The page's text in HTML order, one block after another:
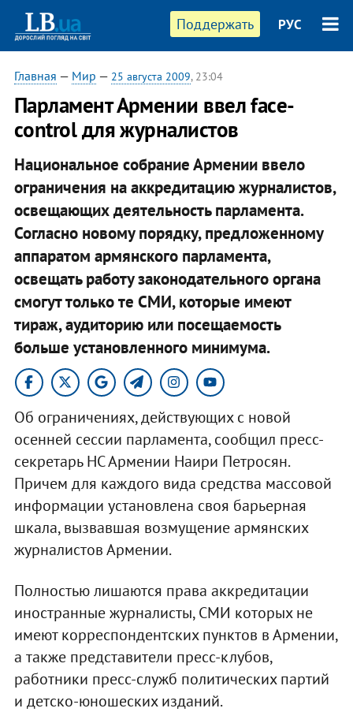
Поддержать РУС
Главная — Мир — 25 августа 2009, 23:04
Парламент Армении ввел face-
control для журналистов
Национальное собрание Армении ввело
ограничения на аккредитацию журналистов,
освещающих деятельность парламента.
Согласно новому порядку, предложенному
аппаратом армянского парламента,
освещать работу законодательного органа
смогут только те СМИ, которые имеют
тираж, аудиторию или посещаемость
больше установленного минимума.
Об ограничениях, действующих с новой
осенней сессии парламента, сообщил пресс-
секретарь НС Армении Наири Петросян.
Причем для каждого вида средства массовой
информации установлена своя барьерная
шкала, вызвавшая возмущение армянских
журналистов Армении.
Полностью лишаются права аккредитации
иностранные журналисты, СМИ которых не
имеют корреспондентских пунктов в Армении,
а также представители пресс-клубов,
работники пресс-служб политических партий
и детско-юношеских изданий.